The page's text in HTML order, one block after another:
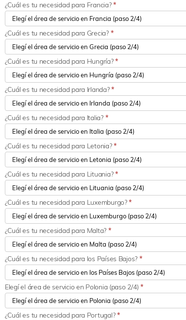
¿Cuál es tu necesidad para Francia?*
¿Cuál es tu necesidad para Grecia? *
¿Cuál es tu necesidad para Hungría?*
¿Cuál es tu necesidad para Irlanda?*
¿Cuál es tu necesidad para Italia? *
¿Cuál es tu necesidad para Letonia?*
¿Cuál es tu necesidad para Lituania?*
¿Cuál es tu necesidad para Luxemburgo?*
¿Cuál es tu necesidad para Malta? *
¿Cuál es tu necesidad para los Países Bajos? *
Elegí el área de servicio en Polonia (paso 2/4)*
¿Cuál es tu necesidad para Portugal?*